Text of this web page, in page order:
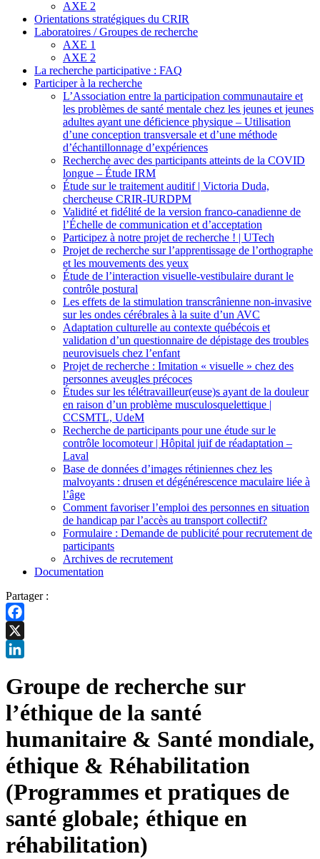
AXE 2
Orientations stratégiques du CRIR
Laboratoires / Groupes de recherche
AXE 1
AXE 2
La recherche participative : FAQ
Participer à la recherche
L’Association entre la participation communautaire et
les problèmes de santé mentale chez les jeunes et jeunes
adultes ayant une déficience physique – Utilisation
d’une conception transversale et d’une méthode
d’échantillonnage d’expériences
Recherche avec des participants atteints de la COVID
longue – Étude IRM
Étude sur le traitement auditif | Victoria Duda,
chercheuse CRIR-IURDPM
Validité et fidélité de la version franco-canadienne de
l’Échelle de communication et d’acceptation
Participez à notre projet de recherche ! | UTech
Projet de recherche sur l’apprentissage de l’orthographe
et les mouvements des yeux
Étude de l’interaction visuelle-vestibulaire durant le
contrôle postural
Les effets de la stimulation transcrânienne non-invasive
sur les ondes cérébrales à la suite d’un AVC
Adaptation culturelle au contexte québécois et
validation d’un questionnaire de dépistage des troubles
neurovisuels chez l’enfant
Projet de recherche : Imitation « visuelle » chez des
personnes aveugles précoces
Études sur les télétravailleur(euse)s ayant de la douleur
en raison d’un problème musculosquelettique |
CCSMTL, UdeM
Recherche de participants pour une étude sur le
contrôle locomoteur | Hôpital juif de réadaptation –
Laval
Base de données d’images rétiniennes chez les
malvoyants : drusen et dégénérescence maculaire liée à
l’âge
Comment favoriser l’emploi des personnes en situation
de handicap par l’accès au transport collectif?
Formulaire : Demande de publicité pour recrutement de
participants
Archives de recrutement
Documentation
Partager :
Facebook
X
Groupe de recherche sur
l’éthique de la santé
humanitaire & Santé mondiale,
éthique & Réhabilitation
(Programmes et pratiques de
santé globale; éthique en
réhabilitation)